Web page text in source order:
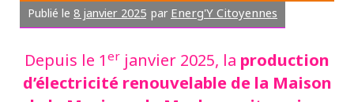
Publié le 8 janvier 2025 par Energ'Y Citoyennes
Depuis le 1 er janvier 2025, la production
d’électricité renouvelable de la Maison